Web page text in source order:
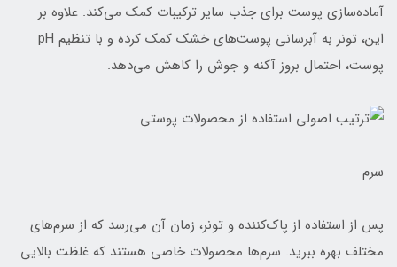
آماده‌سازی پوست برای جذب سایر ترکیبات کمک می‌کند. علاوه بر
این، تونر به آبرسانی پوست‌های خشک کمک کرده و با تنظیم pH
پوست، احتمال بروز آکنه و جوش را کاهش می‌دهد.
سرم
پس از استفاده از پاک‌کننده و تونر، زمان آن می‌رسد که از سرم‌های
مختلف بهره ببرید. سرم‌ها محصولات خاصی هستند که غلظت بالایی